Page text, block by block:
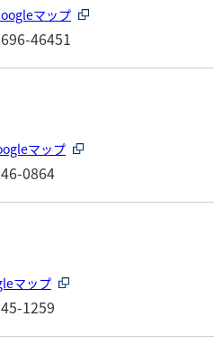
マップ
46451
マップ
0864
マップ
1259